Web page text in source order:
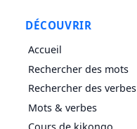
DÉCOUVRIR
Accueil
Rechercher des mots
Rechercher des verbes
Mots & verbes